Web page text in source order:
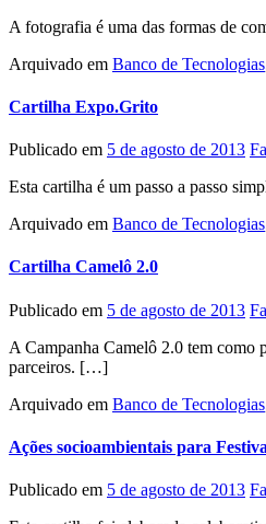
A fotografia é uma das formas de
Arquivado em Banco de Tecnologias
Cartilha Expo.Grito
Publicado em 5 de agosto de 2013
Esta cartilha é um passo a passo
Arquivado em Banco de Tecnologias
Cartilha Camelô 2.0
Publicado em 5 de agosto de 2013
A Campanha Camelô 2.0 tem como
parceiros. […]
Arquivado em Banco de Tecnologias
Ações socioambientais para
Publicado em 5 de agosto de 2013